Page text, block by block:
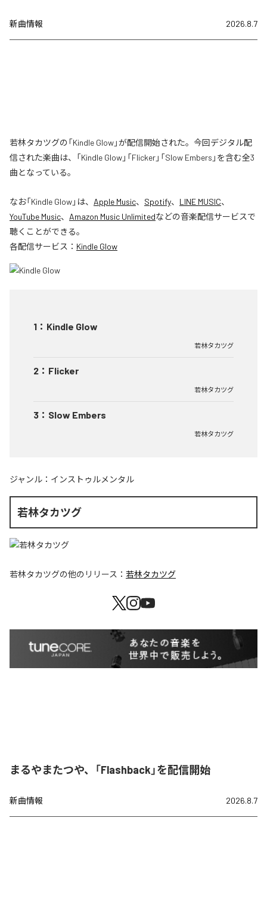
新曲情報 2026.8.7
若林タカツグの「Kindle Glow」が配信開始された。今回デジタル配
信された楽曲は、「Kindle Glow」「Flicker」「Slow Embers」を含む全3
曲となっている。
なお「Kindle Glow」は、 Apple Music、 Spotify、 LINE MUSIC、
YouTube Music、 Amazon Music Unlimitedなどの音楽配信サービスで
聴くことができる。
各配信サービス： Kindle Glow
1 ： Kindle Glow
若林タカツグ
2 ： Flicker
若林タカツグ
3 ： Slow Embers
若林タカツグ
ジャンル： インストゥルメンタル
若林タカツグ
若林タカツグの他のリリース： 若林タカツグ
まるやまたつや、「Flashback」を配信開始
新曲情報 2026.8.7